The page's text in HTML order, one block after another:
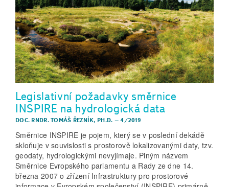
Legislativní požadavky směrnice
INSPIRE na hydrologická data
DOC. RNDR. TOMÁŠ ŘEZNÍK, PH.D. –4/2019
Směrnice INSPIRE je pojem, který se v poslední dekádě
skloňuje v souvislosti s prostorově lokalizovanými daty, tzv.
geodaty, hydrologickými nevyjímaje. Plným názvem
Směrnice Evropského parlamentu a Rady ze dne 14.
března 2007 o zřízení Infrastruktury pro prostorové